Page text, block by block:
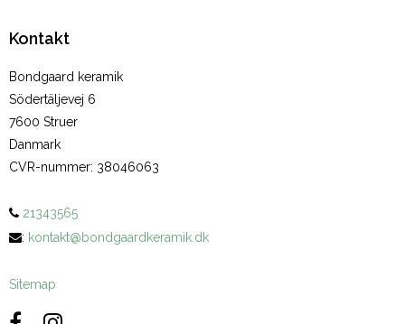
Kontakt
Bondgaard keramik
Södertäljevej 6
7600 Struer
Danmark
CVR-nummer: 38046063
21343565
: kontakt@bondgaardkeramik.dk
Sitemap